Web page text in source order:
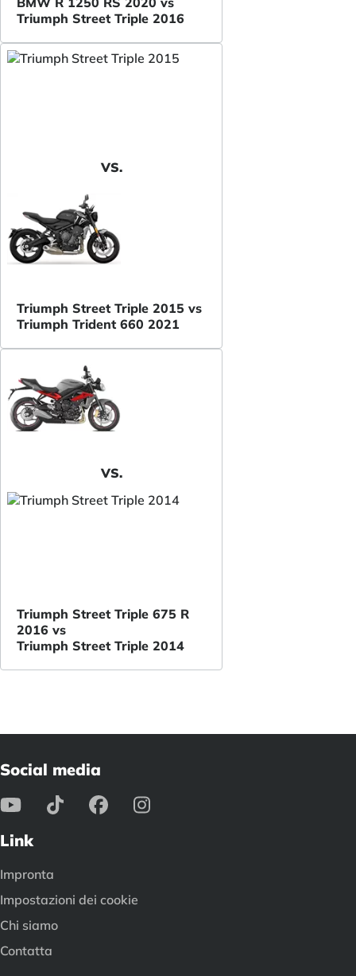
Triumph Street Triple 2016
VS.
Triumph Street Triple 2015 vs
Triumph Trident 660 2021
VS.
Triumph Street Triple 675 R
2016 vs
Triumph Street Triple 2014
Social media
Link
Impronta
Impostazioni dei cookie
Chi siamo
Contatta